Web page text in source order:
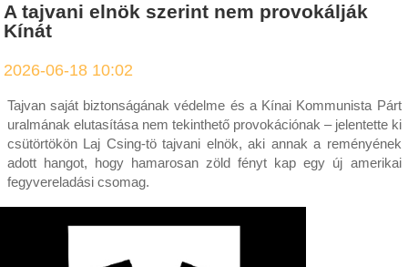
A tajvani elnök szerint nem provokálják
Kínát
2026-06-18 10:02
Tajvan saját biztonságának védelme és a Kínai Kommunista Párt
uralmának elutasítása nem tekinthető provokációnak – jelentette ki
csütörtökön Laj Csing-tö tajvani elnök, aki annak a reményének
adott hangot, hogy hamarosan zöld fényt kap egy új amerikai
fegyvereladási csomag.